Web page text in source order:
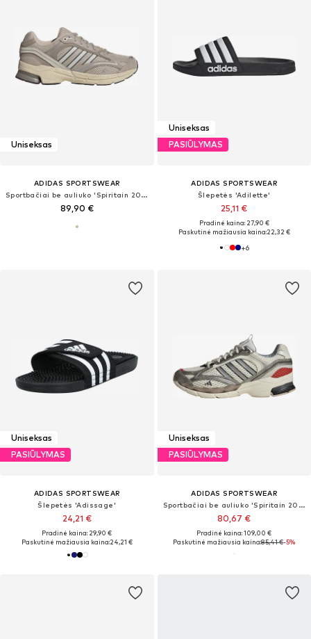
Uniseksas
ADIDAS SPORTSWEAR
Sportbačiai be auliuko 'Spiritain 2000'
89,90 €
Uniseksas
PASIŪLYMAS
ADIDAS SPORTSWEAR
Šlepetės 'Adilette'
25,11 €
Pradinė kaina: 27,90 €
Paskutinė mažiausia kaina:22,32 €
+6
Uniseksas
PASIŪLYMAS
ADIDAS SPORTSWEAR
Šlepetės 'Adissage'
24,21 €
Pradinė kaina: 29,90 €
Paskutinė mažiausia kaina:24,21 €
Uniseksas
PASIŪLYMAS
ADIDAS SPORTSWEAR
Sportbačiai be auliuko 'Spiritain 2000'
80,67 €
Pradinė kaina: 109,00 €
Paskutinė mažiausia kaina:85,41 €-5%